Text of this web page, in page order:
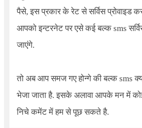
पैसे, इस प्रकार के रेट से सर्विस प्रोवाइड
आपको इन्टरनेट पर एसे कई बल्क sms
जाएंगे.
तो अब आप समज गए होन्गे की बल्क sms
भेजा जाता है. इसके अलावा आपके मन में
निचे कमेंट में हम से पूछ सकते है.